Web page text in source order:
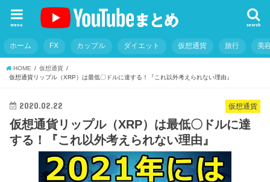
search
menu
ホーム FX カップル ダイエット 仮想通貨 旅行 美
HOME
仮想通貨
仮想通貨リップル（XRP）は最低〇ドルに達する！『これ以外考えられない理由』
仮想通貨
2020.02.22
仮想通貨リップル（XRP）は最低〇ドルに達
する！『これ以外考えられない理由』